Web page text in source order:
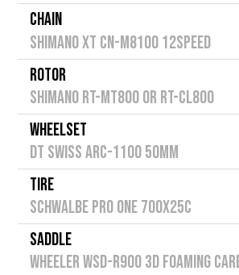
CHAIN
SHIMANO XT CN-M8100 12speed
ROTOR
SHIMANO RT-MT800 or RT-CL800
WHEELSET
DT SWISS ARC-1100 50mm
TIRE
SCHWALBE PRO ONE 700X25C
SADDLE
WHEELER WSD-R900 3D FOAMING